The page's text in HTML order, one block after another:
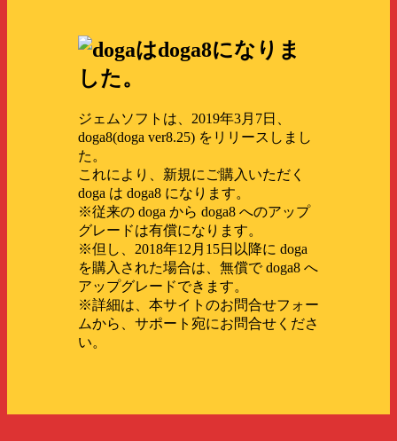
ジェムソフトは、2019年3月7日、
doga8(doga ver8.25) をリリースしまし
た。
これにより、新規にご購入いただく
doga は doga8 になります。
※従来の doga から doga8 へのアップ
グレードは有償になります。
※但し、2018年12月15日以降に doga
を購入された場合は、無償で doga8 へ
アップグレードできます。
※詳細は、本サイトのお問合せフォー
ムから、サポート宛にお問合せくださ
い。